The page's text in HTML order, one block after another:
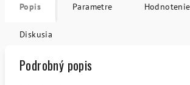
Popis Parametre Hodnotenie
Diskusia
Podrobný popis